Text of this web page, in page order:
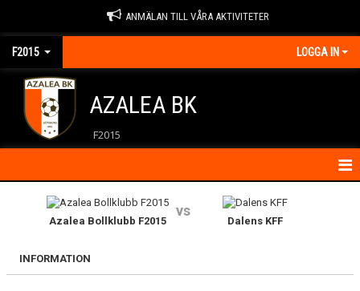
ANMÄLAN TILL VÅRA AKTIVITETER
F2015 LOGGA IN
AZALEA BK
F2015
KONTAKT
Azalea Bollklubb F2015
vs
Dalens KFF
INFORMATION